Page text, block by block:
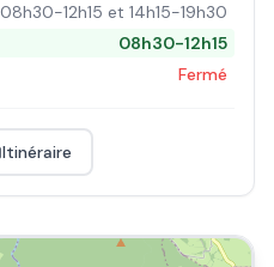
08h30-12h15 et 14h15-19h30
08h30-12h15
Fermé
Itinéraire